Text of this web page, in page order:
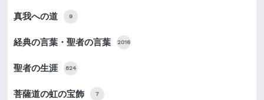
真我への道 9
経典の言葉・聖者の言葉 2016
聖者の生涯 824
菩薩道の虹の宝飾 7